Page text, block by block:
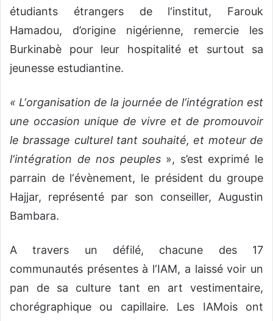
étudiants étrangers de l‘institut, Farouk
Hamadou, d’origine nigérienne, remercie les
Burkinabè pour leur hospitalité et surtout sa
jeunesse estudiantine.
« L‘organisation de la journée de l‘intégration est
une occasion unique de vivre et de promouvoir
le brassage culturel tant souhaité, et moteur de
l‘intégration de nos peuples», s’est exprimé le
parrain de l‘évènement, le président du groupe
Hajjar, représenté par son conseiller, Augustin
Bambara.
A travers un défilé, chacune des 17
communautés présentes à l‘IAM, a laissé voir un
pan de sa culture tant en art vestimentaire,
chorégraphique ou capillaire. Les IAMois ont